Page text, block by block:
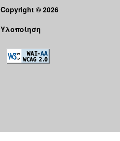
Copyright © 2026
Υλοποίηση